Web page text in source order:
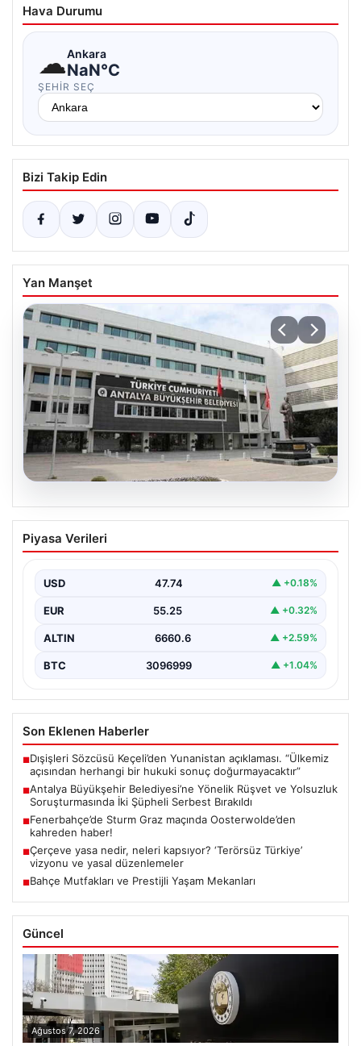
Hava Durumu
☁Ankara
NaN°C
ŞEHIR SEÇ
Bizi Takip Edin
Yan Manşet
Antalya Büyükşehir Belediyesi’ne
Yönelik Rüşvet ve Yolsuzluk
Bırakıldı
Antalya Büyükşehir Belediyesi'ne bağlı gerçekleştirilen
rüşvet ve yolsuzluk soruşturması kapsamında önemli
Piyasa Verileri
USD 47.74 ▲ +0.18%
EUR 55.25 ▲ +0.32%
ALTIN 6660.6 ▲ +2.59%
BTC 3096999 ▲ +1.04%
Son Eklenen Haberler
■Dışişleri Sözcüsü Keçeli’den Yunanistan açıklaması. “Ülkemiz
açısından herhangi bir hukuki sonuç doğurmayacaktır”
■Antalya Büyükşehir Belediyesi’ne Yönelik Rüşvet ve Yolsuzluk
Soruşturmasında İki Şüpheli Serbest Bırakıldı
■Fenerbahçe’de Sturm Graz maçında Oosterwolde’den
kahreden haber!
■Çerçeve yasa nedir, neleri kapsıyor? ‘Terörsüz Türkiye’
vizyonu ve yasal düzenlemeler
■Bahçe Mutfakları ve Prestijli Yaşam Mekanları
Güncel
Ağustos 7, 2026